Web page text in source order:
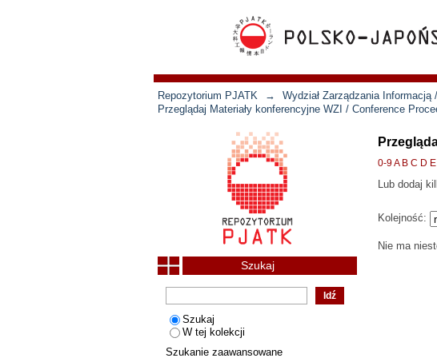
Repozytorium PJATK → Wydział Zarządzania
Przeglądaj Materiały konferencyjne WZI / Conference
0-9A B C D E
Lub dodaj
Kolejność:
Nie ma
Szukaj
Szukaj
W tej kolekcji
Szukanie zaawansowane